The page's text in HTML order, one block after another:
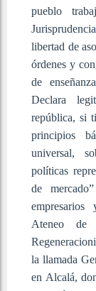
pueblo
libertad de
órdenes y
de
Declara
república, si
principios
universal,
políticas
de
Ateneo
la llamada
en Alcalá,